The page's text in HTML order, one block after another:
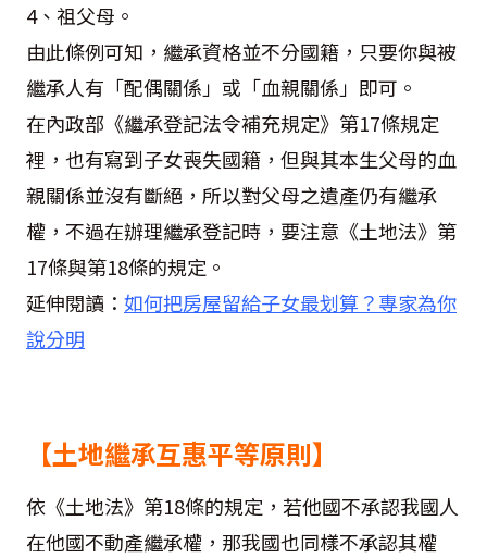
4、祖父母。
由此條例可知，繼承資格並不分國籍，只要你與被
繼承人有「配偶關係」或「血親關係」即可。
在內政部《繼承登記法令補充規定》第17條規定
裡，也有寫到子女喪失國籍，但與其本生父母的血
親關係並沒有斷絕，所以對父母之遺產仍有繼承
權，不過在辦理繼承登記時，要注意《土地法》第
17條與第18條的規定。
延伸閱讀： 如何把房屋留給子女最划算？專家為你
說分明
【土地繼承互惠平等原則】
依《土地法》第18條的規定，若他國不承認我國人
在他國不動產繼承權，那我國也同樣不承認其權